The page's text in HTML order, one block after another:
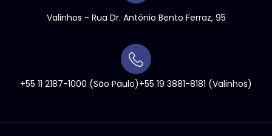
Valinhos - Rua Dr. Antônio Bento Ferraz, 95
+55 11 2187-1000 (São Paulo)+55 19 3881-8181 (Valinhos)